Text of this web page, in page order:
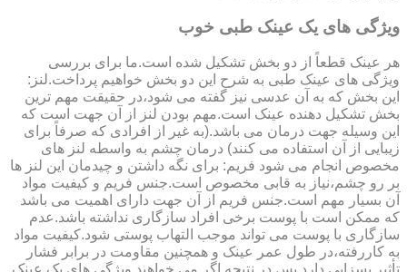
ویژگی های یک عینک طبی خوب
هر عینک قطعاً از دو بخش تشکیل شده است.ما برای بررسی
ویژگی های عینک طبی به شرح این دو بخش خواهیم پرداخت.لنز:
این بخش که به آن عدسی نیز گفته می شود،در حقیقت مهم ترین
بخش تشکیل دهنده عینک است.مهم بودن لنز از آن جهت است که
این وسیله جهت درمان می باشد.(به غیر از افرادی که صرفاً برای
زیبایی از آن استفاده می کنند) درمان چشم به واسطه لنز های
مخصوص انجام می شود فریم: برای نگه داشتن و چیدمان این لنز ها
بر رو چشم،نیاز به قابی مخصوص است.جنس فریم و کیفیت مواد
آن بسیار مهم است.جنس فریم از آن جهت دارای اهمیت می باشد
که ممکن است با پوست برخی افراد سازگاری نداشته باشد.عدم
سازگاری با پوست می تواند موجب التهاب پوستی شود.کیفیت مواد
به کاررفته،در طول عمر عینک و همچنین مقاومت در برابر فشار